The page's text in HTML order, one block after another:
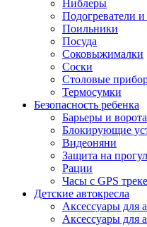
Ниблеры
Подогреватели
Поильники
Посуда
Соковыжималки
Соски
Столовые
Термосумки
Безопасность ребенка
Барьеры и ворота
Блокирующие
Видеоняни
Защита на
Рации
Часы с GPS
Детские автокресла
Аксессуары для
Аксессуары для